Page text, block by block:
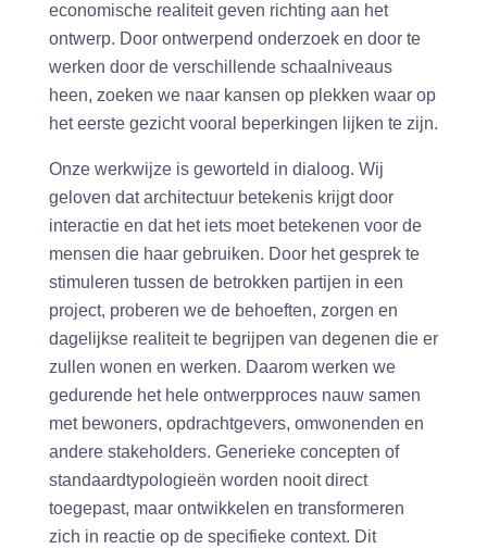
economische realiteit geven richting aan het
ontwerp. Door ontwerpend onderzoek en door te
werken door de verschillende schaalniveaus
heen, zoeken we naar kansen op plekken waar op
het eerste gezicht vooral beperkingen lijken te zijn.
Onze werkwijze is geworteld in dialoog. Wij
geloven dat architectuur betekenis krijgt door
interactie en dat het iets moet betekenen voor de
mensen die haar gebruiken. Door het gesprek te
stimuleren tussen de betrokken partijen in een
project, proberen we de behoeften, zorgen en
dagelijkse realiteit te begrijpen van degenen die er
zullen wonen en werken. Daarom werken we
gedurende het hele ontwerpproces nauw samen
met bewoners, opdrachtgevers, omwonenden en
andere stakeholders. Generieke concepten of
standaardtypologieën worden nooit direct
toegepast, maar ontwikkelen en transformeren
zich in reactie op de specifieke context. Dit